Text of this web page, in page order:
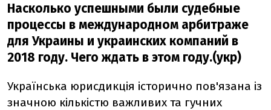
Насколько успешными были судебные
процессы в международном арбитраже
для Украины и украинских компаний в
2018 году. Чего ждать в этом году.(укр)
Українська юрисдикція історично пов'язана із
значною кількістю важливих та гучних